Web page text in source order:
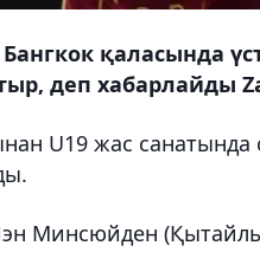
қаласында
деп хабарлайды
U19 жас санатында
Минсюйден